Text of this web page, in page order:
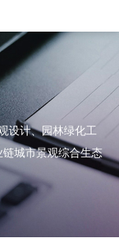
设计、园林绿化工
城市景观综合生态